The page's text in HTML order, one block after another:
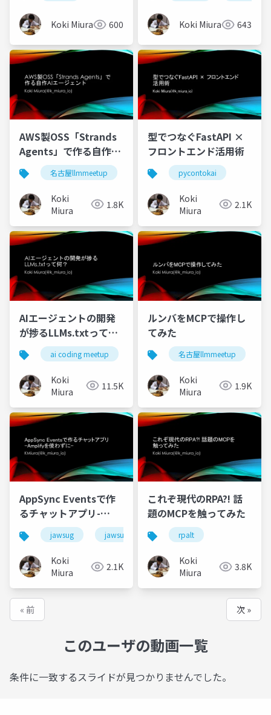
Koki Miura 600 Koki Miura 643
AWS製OSS「Strands
Agents」で作る自作AI
エージェント名古屋llmmeetup
Koki
Miura
1.8K
型でつなぐFastAPI ×
フロントエンド活用術
pycontokai
Koki
Miura
2.1K
AIエージェントの開発
が捗るLLMs.txtって
何？
ai coding meetup
Koki
Miura
11.5K
ルンバをMCPで操作し
てみた
名古屋llmmeetup
Koki
Miura
1.9K
AppSync Eventsで作
るチャットアプリ-
Amplifyを使わずに-
jawsug jawsug_nagoya
Koki
Miura
2.1K
これぞ現代のRPA?! 話
題のMCPを触ってみた
rpalt
Koki
Miura
3.8K
« 前 次 »
このユーザの動画一覧
条件に一致するスライドが見つかりませんでした。